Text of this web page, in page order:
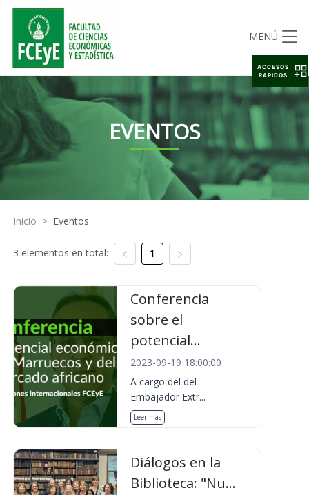
MENÚ
EVENTOS
Inicio > Eventos
3 elementos en total: 1
Conferencia
sobre el
potencial...
2023-09-19 18:00:00
A cargo del del
Embajador Extr...
Leer más
Diálogos en la
Biblioteca: "Nu...
ACCESOS
RAPIDOS